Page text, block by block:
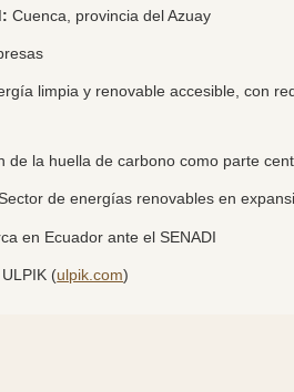
Cuenca, provincia del Azuay
limpia y renovable accesible, con
de la huella de carbono como parte
Sector de energías renovables en
en Ecuador ante el SENADI
ULPIK (ulpik.com)